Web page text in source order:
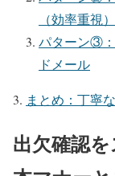
（効率重視）
パターン③
ドメール
まとめ：丁寧
出欠確認